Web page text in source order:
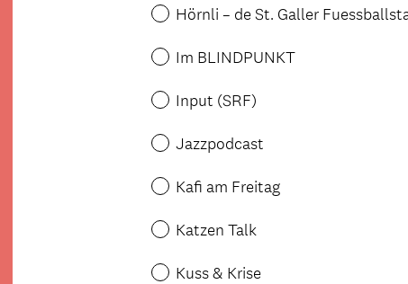
Hörnli – de St. Galler
Im BLINDPUNKT
Input (SRF)
Jazzpodcast
Kafi am Freitag
Katzen Talk
Kuss & Krise